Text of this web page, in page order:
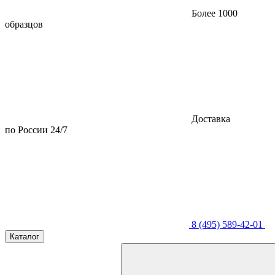
Более 1000
образцов
Доставка
по России 24/7
8 (495) 589-42-01
Каталог